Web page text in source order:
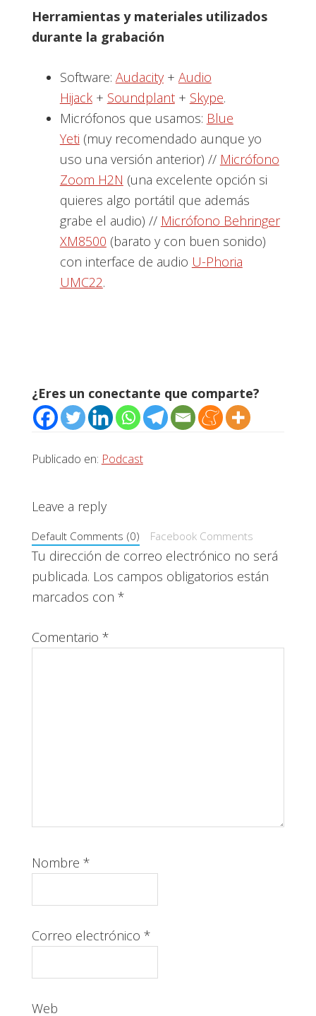
Herramientas y materiales utilizados
durante la grabación
Software: Audacity+ Audio
Hijack+ Soundplant+ Skype.
Micrófonos que usamos: Blue
Yeti (muy recomendado aunque yo
uso una versión anterior) // Micrófono
Zoom H2N (una excelente opción si
quieres algo portátil que además
grabe el audio) // Micrófono Behringer
XM8500 (barato y con buen sonido)
con interface de audio U-Phoria
UMC22.
¿Eres un conectante que comparte?
Publicado en: Podcast
Interacciones
con
los
lectores
Leave a reply
Default Comments (0) Facebook Comments
Tu dirección de correo electrónico no será
publicada. Los campos obligatorios están
marcados con *
Comentario *
Nombre *
Correo electrónico *
Web